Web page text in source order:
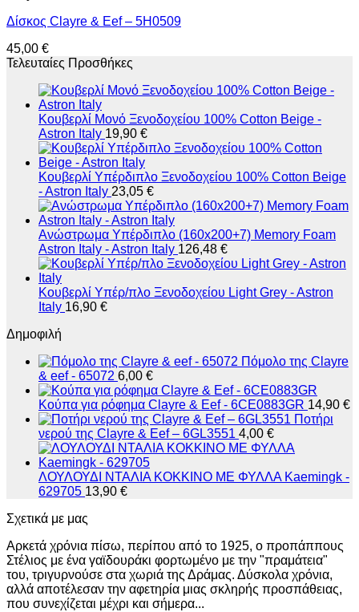
Δίσκος Clayre & Eef – 5H0509
45,00 €
Τελευταίες Προσθήκες
Κουβερλί Μονό Ξενοδοχείου 100% Cοtton Beige -
Astron Italy 19,90 €
Κουβερλί Υπέρδιπλο Ξενοδοχείου 100% Cοtton Beige
- Astron Italy 23,05 €
Ανώστρωμα Υπέρδιπλο (160x200+7) Memory Foam
Astron Italy - Astron Italy 126,48 €
Κουβερλί Υπέρ/πλο Ξενοδοχείου Light Grey - Astron
Italy 16,90 €
Δημοφιλή
Πόμολο της Clayre
& eef - 65072 6,00 €
Κούπα για ρόφημα Clayre & Eef - 6CE0883GR 14,90 €
Ποτήρι
νερού της Clayre & Eef – 6GL3551 4,00 €
ΛΟΥΛΟΥΔΙ ΝΤΑΛΙΑ ΚΟΚΚΙΝΟ ΜΕ ΦΥΛΛΑ Kaemingk -
629705 13,90 €
Σχετικά με μας
Αρκετά χρόνια πίσω, περίπου από το 1925, ο προπάππους
Στέλιος με ένα γαϊδουράκι φορτωμένο με την "πραμάτεια"
του, τριγυρνούσε στα χωριά της Δράμας. Δύσκολα χρόνια,
αλλά αποτέλεσαν την αφετηρία μιας σκληρής προσπάθειας,
που συνεχίζεται μέχρι και σήμερα...